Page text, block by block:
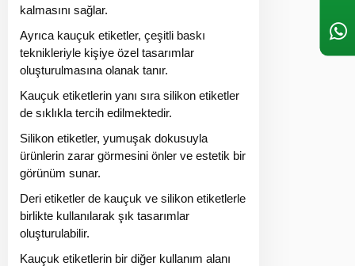
kalmasını sağlar.
Ayrıca kauçuk etiketler, çeşitli baskı
teknikleriyle kişiye özel tasarımlar
oluşturulmasına olanak tanır.
Kauçuk etiketlerin yanı sıra silikon etiketler
de sıklıkla tercih edilmektedir.
Silikon etiketler, yumuşak dokusuyla
ürünlerin zarar görmesini önler ve estetik bir
görünüm sunar.
Deri etiketler de kauçuk ve silikon etiketlerle
birlikte kullanılarak şık tasarımlar
oluşturulabilir.
Kauçuk etiketlerin bir diğer kullanım alanı